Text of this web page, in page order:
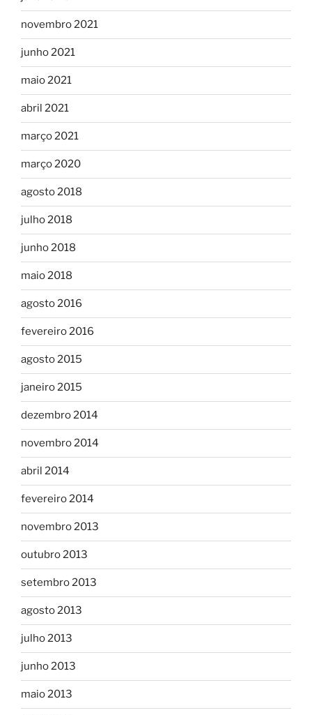
novembro 2021
junho 2021
maio 2021
abril 2021
março 2021
março 2020
agosto 2018
julho 2018
junho 2018
maio 2018
agosto 2016
fevereiro 2016
agosto 2015
janeiro 2015
dezembro 2014
novembro 2014
abril 2014
fevereiro 2014
novembro 2013
outubro 2013
setembro 2013
agosto 2013
julho 2013
junho 2013
maio 2013